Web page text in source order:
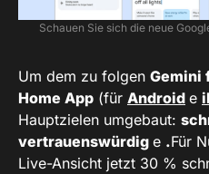
Schauen Sie sich die neue
Um dem zu folgen Gemini
Home App (für Android e
Hauptzielen umgebaut:
vertrauenswürdig e .Für
Live-Ansicht jetzt 30 %